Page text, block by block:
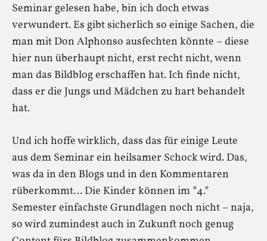
Seminar gelesen habe, bin ich doch etwas
verwundert. Es gibt sicherlich so einige Sachen, die
man mit Don Alphonso ausfechten könnte – diese
hier nun überhaupt nicht, erst recht nicht, wenn
man das Bildblog erschaffen hat. Ich finde nicht,
dass er die Jungs und Mädchen zu hart behandelt
hat.
Und ich hoffe wirklich, dass das für einige Leute
aus dem Seminar ein heilsamer Schock wird. Das,
was da in den Blogs und in den Kommentaren
rüberkommt… Die Kinder können im *4.*
Semester einfachste Grundlagen noch nicht – naja,
so wird zumindest auch in Zukunft noch genug